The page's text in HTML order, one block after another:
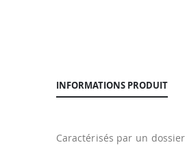
INFORMATIONS PRODUIT
Caractérisés par un